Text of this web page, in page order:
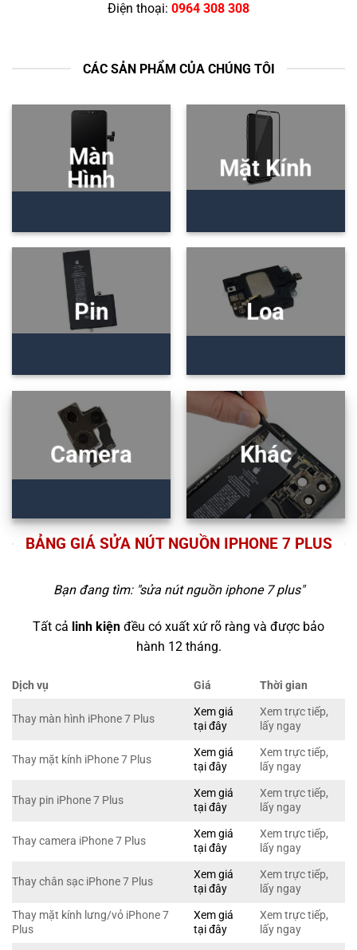
Điện thoại: 0964 308 308
CÁC SẢN PHẨM CỦA CHÚNG TÔI
Màn
Hình
Mặt Kính
Pin Loa
Camera Khác
BẢNG GIÁ SỬA NÚT NGUỒN IPHONE 7 PLUS
Bạn đang tìm: "sửa nút nguồn iphone 7 plus"
Tất cả linh kiện đều có xuất xứ rõ ràng và được bảo
hành 12 tháng.
Dịch vụ Giá Thời gian
Thay màn hình iPhone 7 Plus
Xem giá
tại đây
Xem trực tiếp,
lấy ngay
Thay mặt kính iPhone 7 Plus
Xem giá
tại đây
Xem trực tiếp,
lấy ngay
Thay pin iPhone 7 Plus
Xem giá
tại đây
Xem trực tiếp,
lấy ngay
Thay camera iPhone 7 Plus
Xem giá
tại đây
Xem trực tiếp,
lấy ngay
Thay chân sạc iPhone 7 Plus
Xem giá
tại đây
Xem trực tiếp,
lấy ngay
Thay mặt kính lưng/vỏ iPhone 7
Plus
Xem giá
tại đây
Xem trực tiếp,
lấy ngay